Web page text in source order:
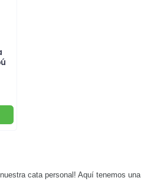
cata personal! Aquí tenemos una